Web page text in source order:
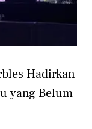
Hadirkan
yang Belum